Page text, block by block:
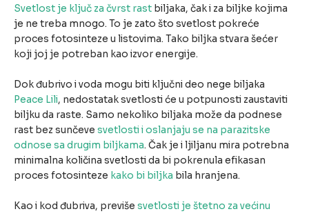
Svetlost je ključ za čvrst rast biljaka, čak i za biljke kojima
je ne treba mnogo. To je zato što svetlost pokreće
proces fotosinteze u listovima. Tako biljka stvara šećer
koji joj je potreban kao izvor energije.
Dok đubrivo i voda mogu biti ključni deo nege biljaka
Peace Lili, nedostatak svetlosti će u potpunosti zaustaviti
biljku da raste. Samo nekoliko biljaka može da podnese
rast bez sunčeve svetlosti i oslanjaju se na parazitske
odnose sa drugim biljkama. Čak je i ljiljanu mira potrebna
minimalna količina svetlosti da bi pokrenula efikasan
proces fotosinteze kako bi biljka bila hranjena.
Kao i kod đubriva, previše svetlosti je štetno za većinu